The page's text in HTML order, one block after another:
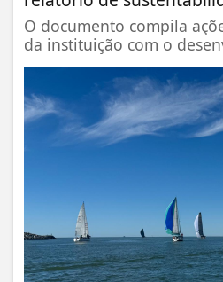
O documento compila
da instituição com o